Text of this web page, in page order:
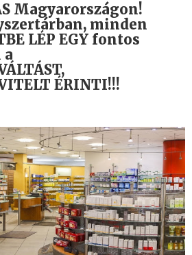
Magyarországon!
minden
LÉP EGY fontos
a
ÉRINTI!!!